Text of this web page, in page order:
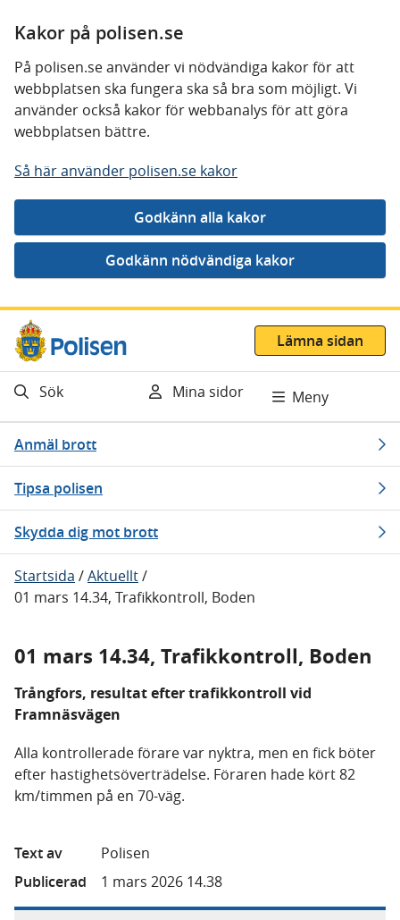
Kakor på polisen.se
På polisen.se använder vi nödvändiga kakor för att
webbplatsen ska fungera ska så bra som möjligt. Vi
använder också kakor för webbanalys för att göra
webbplatsen bättre.
Så här använder polisen.se kakor
Gå direkt till innehåll
Lämna sidan
Sök Mina sidor Meny
Anmäl brott
Tipsa polisen
Skydda dig mot brott
Startsida /Aktuellt/
01 mars 14.34, Trafikkontroll, Boden
01 mars 14.34, Trafikkontroll, Boden
Trångfors, resultat efter trafikkontroll vid
Framnäsvägen
Alla kontrollerade förare var nyktra, men en fick böter
efter hastighetsöverträdelse. Föraren hade kört 82
km/timmen på en 70-väg.
Text av
Polisen
Publicerad
1 mars 2026 14.38